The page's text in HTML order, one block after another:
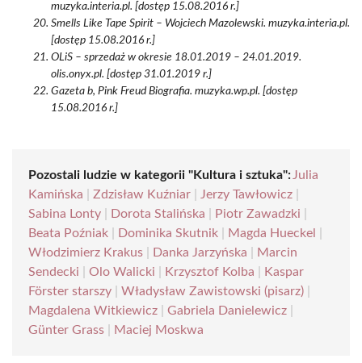
muzyka.interia.pl. [dostęp 15.08.2016 r.]
Smells Like Tape Spirit – Wojciech Mazolewski. muzyka.interia.pl.
[dostęp 15.08.2016 r.]
OLiS – sprzedaż w okresie 18.01.2019 – 24.01.2019.
olis.onyx.pl. [dostęp 31.01.2019 r.]
Gazeta b, Pink Freud Biografia. muzyka.wp.pl. [dostęp
15.08.2016 r.]
Pozostali ludzie w kategorii "Kultura i sztuka": Julia
Kamińska
Zdzisław Kuźniar Jerzy Tawłowicz
Sabina Lonty
Dorota Stalińska Piotr Zawadzki
Beata Poźniak
Dominika Skutnik Magda Hueckel
Włodzimierz Krakus
Danka Jarzyńska
Marcin
Sendecki
Olo Walicki Krzysztof Kolba
Kaspar
Förster starszy
Władysław Zawistowski (pisarz)
Magdalena Witkiewicz
Gabriela Danielewicz
Günter Grass
Maciej Moskwa